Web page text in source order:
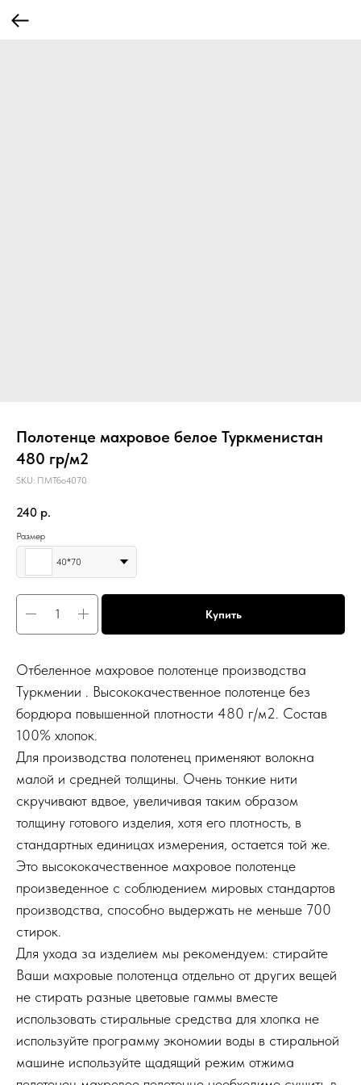
Полотенце махровое белое Туркменистан
480 гр/м2
SKU: ПМТбо4070
240 р.
Размер
40*70
Купить
Отбеленное махровое полотенце производства
Туркмении . Высококачественное полотенце без
бордюра повышенной плотности 480 г/м2. Состав
100% хлопок.
Для производства полотенец применяют волокна
малой и средней толщины. Очень тонкие нити
скручивают вдвое, увеличивая таким образом
толщину готового изделия, хотя его плотность, в
стандартных единицах измерения, остается той же.
Это высококачественное махровое полотенце
произведенное с соблюдением мировых стандартов
производства, способно выдержать не меньше 700
стирок.
Для ухода за изделием мы рекомендуем: стирайте
Ваши махровые полотенца отдельно от других вещей
не стирать разные цветовые гаммы вместе
использовать стиральные средства для хлопка не
используйте программу экономии воды в стиральной
машине используйте щадящий режим отжима